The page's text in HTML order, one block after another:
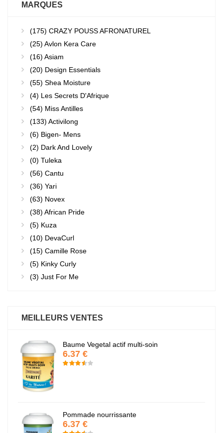
MARQUES
(175) CRAZY POUSS AFRONATUREL
(25) Avlon Kera Care
(16) Asiam
(20) Design Essentials
(55) Shea Moisture
(4) Les Secrets D'Afrique
(54) Miss Antilles
(133) Activilong
(6) Bigen- Mens
(2) Dark And Lovely
(0) Tuleka
(56) Cantu
(36) Yari
(63) Novex
(38) African Pride
(5) Kuza
(10) DevaCurl
(15) Camille Rose
(5) Kinky Curly
(3) Just For Me
MEILLEURS VENTES
Baume Vegetal actif multi-soin
6.37 €
Pommade nourrissante
6.37 €